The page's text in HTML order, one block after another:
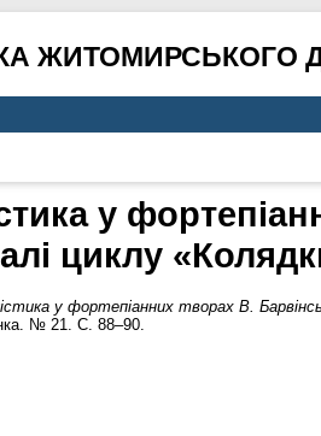
ЖИТОМИРСЬКОГО
у
циклу
у фортепіанних творах В.
№ 21. С. 88–90.